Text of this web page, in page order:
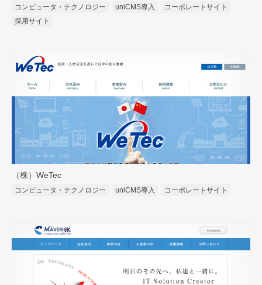
コンピュータ・テクノロジー uniCMS導入
コーポレートサイト
採用サイト
（株）WeTec
コンピュータ・テクノロジー uniCMS導入 コーポレートサイト